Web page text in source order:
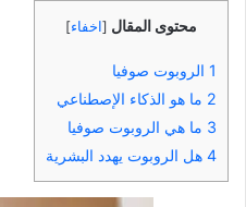
محتوى المقال [اخفاء]
1 الروبوت صوفيا
2 ما هو الذكاء الإصطناعي
3 ما هي الروبوت صوفيا
4 هل الروبوت يهدد البشرية